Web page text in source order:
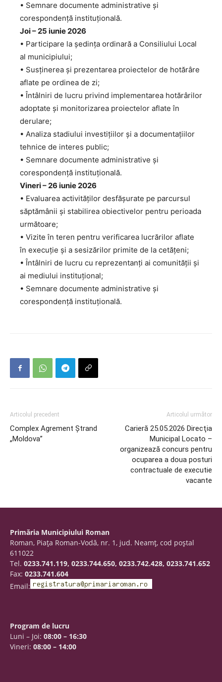
• Semnare documente administrative și
corespondență instituțională.
Joi – 25 iunie 2026
• Participare la ședința ordinară a Consiliului Local
al municipiului;
• Susținerea și prezentarea proiectelor de hotărâre
aflate pe ordinea de zi;
• Întâlniri de lucru privind implementarea hotărârilor
adoptate și monitorizarea proiectelor aflate în
derulare;
• Analiza stadiului investițiilor și a documentațiilor
tehnice de interes public;
• Semnare documente administrative și
corespondență instituțională.
Vineri – 26 iunie 2026
• Evaluarea activităților desfășurate pe parcursul
săptămânii și stabilirea obiectivelor pentru perioada
următoare;
• Vizite în teren pentru verificarea lucrărilor aflate
în execuție și a sesizărilor primite de la cetățeni;
• Întâlniri de lucru cu reprezentanți ai comunității și
ai mediului instituțional;
• Semnare documente administrative și
corespondență instituțională.
Articolul precedent
Complex Agrement Ștrand
„Moldova”
Articolul următor
Carieră 25.05.2026 Direcţia
Municipal Locato –
organizează concurs pentru
ocuparea a doua posturi
contractuale de executie
vacante
Primăria Municipiului Roman
Roman, Piaţa Roman-Vodă, nr. 1, jud. Neamţ, cod poştal
611022
Tel. 0233.741.119, 0233.744.650, 0233.742.428, 0233.741.652
Fax: 0233.741.604
Email:
Program de lucru
Luni – Joi: 08:00 – 16:30
Vineri: 08:00 – 14:00